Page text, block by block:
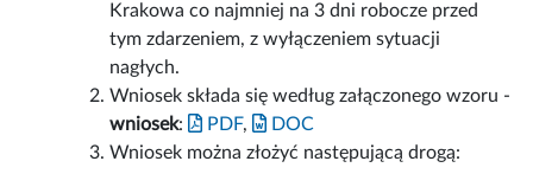
Krakowa co najmniej na 3 dni robocze przed
tym zdarzeniem, z wyłączeniem sytuacji
nagłych.
Wniosek składa się według załączonego wzoru -
wniosek: PDF,
DOC
Wniosek można złożyć następującą drogą: